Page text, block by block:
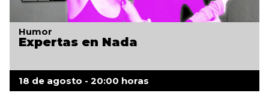
Humor
Expertas en Nada
18 de agosto - 20:00 horas